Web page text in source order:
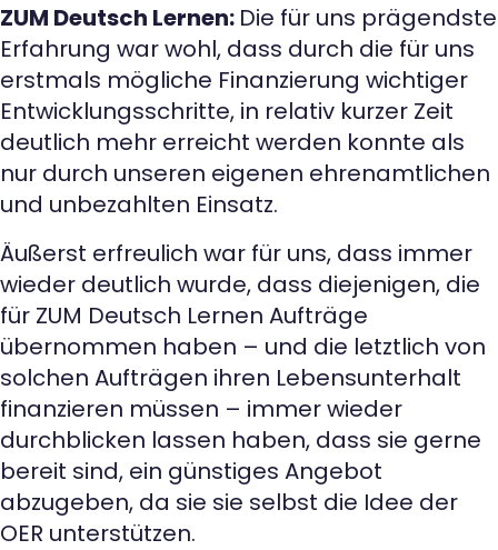
ZUM Deutsch Lernen: Die für uns prägendste
Erfahrung war wohl, dass durch die für uns
erstmals mögliche Finanzierung wichtiger
Entwicklungsschritte, in relativ kurzer Zeit
deutlich mehr erreicht werden konnte als
nur durch unseren eigenen ehrenamtlichen
und unbezahlten Einsatz.
Äußerst erfreulich war für uns, dass immer
wieder deutlich wurde, dass diejenigen, die
für ZUM Deutsch Lernen Aufträge
übernommen haben – und die letztlich von
solchen Aufträgen ihren Lebensunterhalt
finanzieren müssen – immer wieder
durchblicken lassen haben, dass sie gerne
bereit sind, ein günstiges Angebot
abzugeben, da sie sie selbst die Idee der
OER unterstützen.